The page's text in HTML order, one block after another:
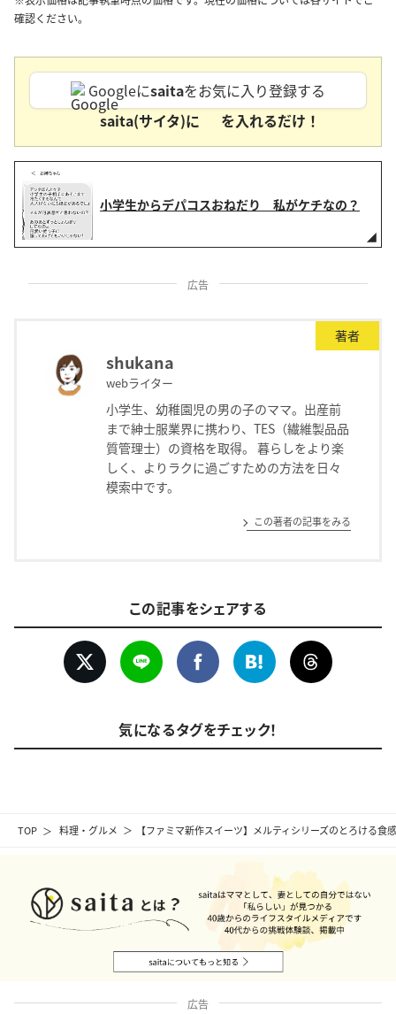
TOP 料理・グルメ 【ファミマ新作スイーツ】メルティシリーズのとろける
確認ください。
Googleにsaitaをお気に入り登録する
saita(サイタ)に
を入れるだけ！
小学生からデパコスおねだり 私がケチなの？
広告
著者
shukana
webライター
小学生、幼稚園児の男の子のママ。出産前
まで紳士服業界に携わり、TES（繊維製品品
質管理士）の資格を取得。 暮らしをより楽
しく、よりラクに過ごすための方法を日々
模索中です。
この著者の記事をみる
この記事をシェアする
気になるタグをチェック！
広告